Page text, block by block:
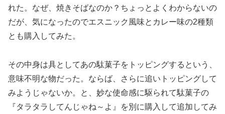
れた。なぜ、焼きそばなのか？ちょっとよくわからないの
だが、気になったのでエスニック風味とカレー味の2種類
とも購入してみた。
その中身は具としてあの駄菓子をトッピングするという、
意味不明な物だった。ならば、さらに追いトッピングして
みようじゃないか。と、妙な使命感に駆られて駄菓子の
『タラタラしてんじゃね～よ』を別に購入して追加してみ